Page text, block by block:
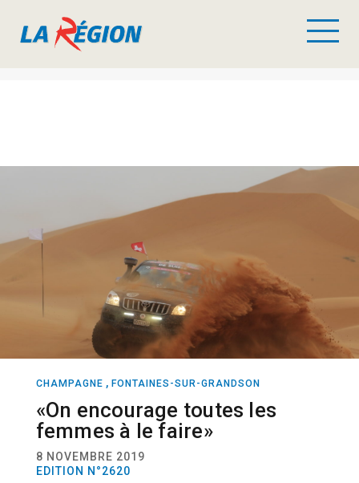
CHAMPAGNE , FONTAINES-SUR-GRANDSON
«On encourage toutes les
femmes à le faire»
8 NOVEMBRE 2019
EDITION N°2620